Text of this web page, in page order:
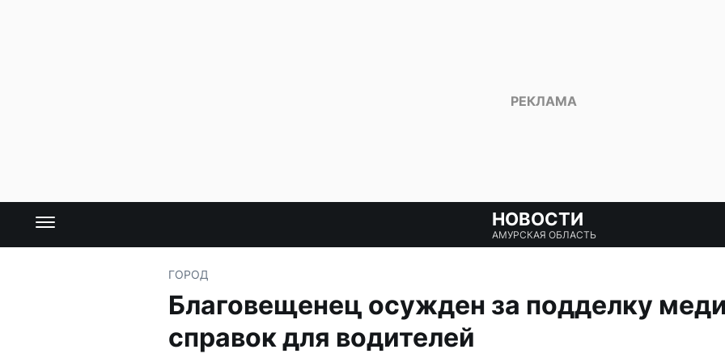
НОВОСТИ
АМУРСКАЯ ОБЛАСТЬ
ГОРОД
Благовещенец осужден за подделку
справок для водителей